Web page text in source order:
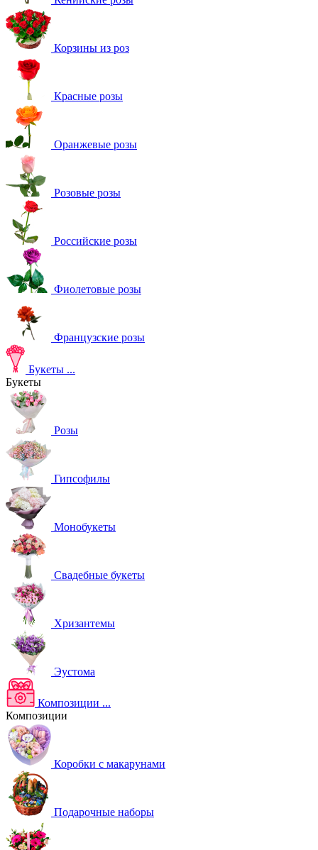
Корзины из роз
Красные розы
Оранжевые розы
Розовые розы
Российские розы
Фиолетовые розы
Французские розы
Букеты ...
Букеты
Розы
Гипсофилы
Монобукеты
Свадебные букеты
Хризантемы
Эустома
Композиции ...
Композиции
Коробки с макарунами
Подарочные наборы